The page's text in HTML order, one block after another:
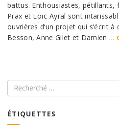
battus. Enthousiastes, pétillants,
Prax et Loïc Ayral sont
ouvrières d’un projet qui s’écrit
Besson, Anne Gilet et Damien …
Recherche
ÉTIQUETTES